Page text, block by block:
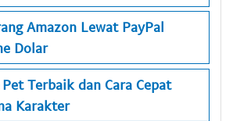
Amazon Lewat PayPal
Dolar
Terbaik dan Cara Cepat
Karakter